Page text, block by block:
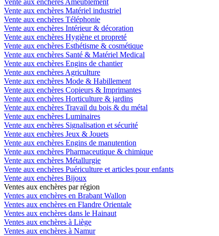
Vente aux enchères Ameublement
Vente aux enchères Matériel industriel
Vente aux enchères Téléphonie
Vente aux enchères Intérieur & décoration
Vente aux enchères Hygiène et propreté
Vente aux enchères Esthétisme & cosmétique
Vente aux enchères Santé & Matériel Medical
Vente aux enchères Engins de chantier
Vente aux enchères Agriculture
Vente aux enchères Mode & Habillement
Vente aux enchères Copieurs & Imprimantes
Vente aux enchères Horticulture & jardins
Vente aux enchères Travail du bois & du métal
Vente aux enchères Luminaires
Vente aux enchères Signalisation et sécurité
Vente aux enchères Jeux & Jouets
Vente aux enchères Engins de manutention
Vente aux enchères Pharmaceutique & chimique
Vente aux enchères Métallurgie
Vente aux enchères Puériculture et articles pour enfants
Vente aux enchères Bijoux
Ventes aux enchères par région
Ventes aux enchères en Brabant Wallon
Ventes aux enchères en Flandre Orientale
Ventes aux enchères dans le Hainaut
Ventes aux enchères à Liège
Ventes aux enchères à Namur